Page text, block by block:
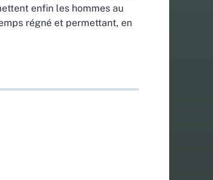
enfin les hommes au
régné et permettant, en